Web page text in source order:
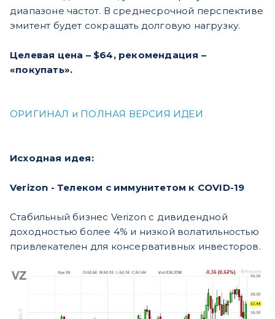
диапазоне частот. В среднесрочной перспективе
эмитент будет сокращать долговую нагрузку.
Целевая цена – $64, рекомендация –
«покупать».
ОРИГИНАЛ и ПОЛНАЯ ВЕРСИЯ ИДЕИ
Исходная идея:
Verizon - Телеком с иммунитетом к COVID-19
Стабильный бизнес Verizon с дивидендной
доходностью более 4% и низкой волатильностью
привлекателен для консервативных инвесторов.